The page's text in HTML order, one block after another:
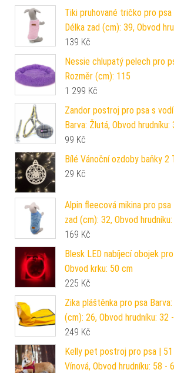
Tiki pruhované tričko pro psa
Délka zad (cm): 39, Obvod
139 Kč
Nessie chlupatý pelech pro
Rozměr (cm): 115
1 299 Kč
Zandor postroj pro psa s
Barva: Žlutá, Obvod
99 Kč
Bílé Vánoční ozdoby baňky 2
29 Kč
Alpin fleecová mikina pro psa
zad (cm): 32, Obvod
169 Kč
Blesk LED nabíjecí obojek
Obvod krku: 50 cm
225 Kč
Zika pláštěnka pro psa
(cm): 26, Obvod hrudníku: 32
249 Kč
Kelly pet postroj pro psa |
Vínová, Obvod hrudníku: 58 -